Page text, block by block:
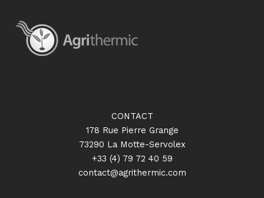
CONTACT
178 Rue Pierre Grange
73290 La Motte-Servolex
+33 (4) 79 72 40 59
contact@agrithermic.com